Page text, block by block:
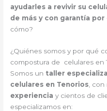
ayudarles a revivir su
de más y con garantía
cómo?
¿Quiénes somos y por qué
compostura de celulares en
Somos un taller
celulares en Tenorios ,
experiencia y cientos de
especializamos en: